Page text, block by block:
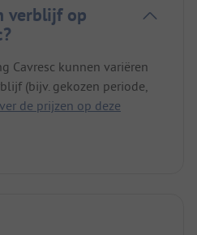
verblijf op
Cavresc kunnen variëren
(bijv. gekozen periode,
de prijzen op deze